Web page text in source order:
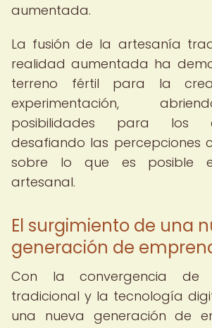
aumentada.
La fusión de la artesanía
realidad aumentada ha
terreno fértil para la
experimentación,
posibilidades para los
desafiando las percepciones
sobre lo que es posible
artesanal.
El surgimiento de una
generación de
Con la convergencia de
tradicional y la tecnología
una nueva generación de